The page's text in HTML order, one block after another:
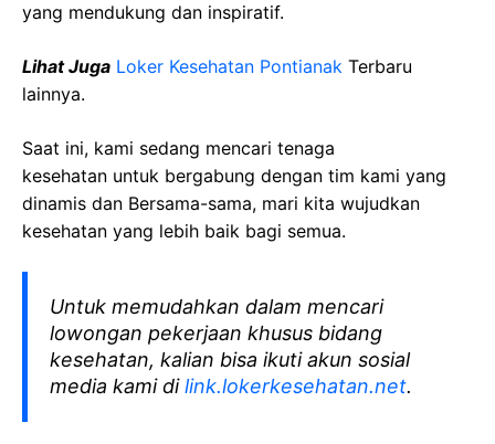
yang mendukung dan inspiratif.
Lihat Juga Loker Kesehatan Pontianak Terbaru
lainnya.
Saat ini, kami sedang mencari tenaga
kesehatan untuk bergabung dengan tim kami yang
dinamis dan Bersama-sama, mari kita wujudkan
kesehatan yang lebih baik bagi semua.
Untuk memudahkan dalam mencari
lowongan pekerjaan khusus bidang
kesehatan, kalian bisa ikuti akun sosial
media kami dilink.lokerkesehatan.net.